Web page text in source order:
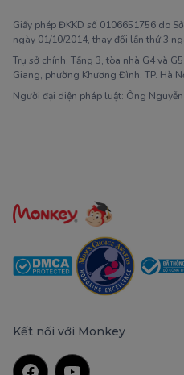
Giấy phép ĐKKD số 0106651756 do
ngày 01/10/2014, thay đổi lần thứ 3
Trụ sở chính: Tầng 3, tòa nhà G4 và
Giang, phường Khương Đình, TP. Hà
Người đại diện pháp luật: Ông
Kết nối với Monkey